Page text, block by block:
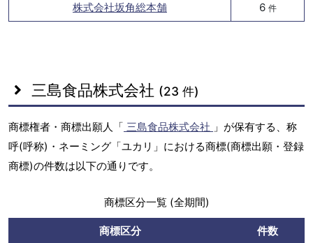
株式会社坂角総本舗 6 件
三島食品株式会社 (23 件)
商標権者・商標出願人「 三島食品株式会社 」が保有する、称
呼(呼称)・ネーミング「ユカリ」における商標(商標出願・登録
商標)の件数は以下の通りです。
商標区分一覧 (全期間)
商標区分
件数